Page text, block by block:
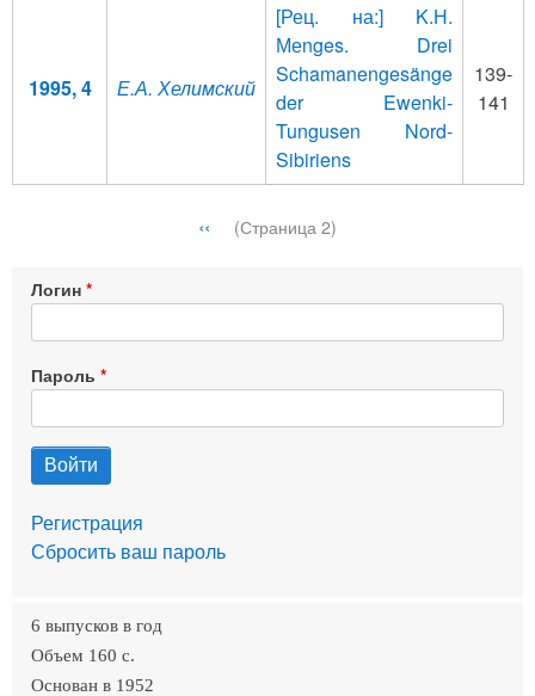
1995, 4 Е.А. Хелимский
[Рец. на:] K.Н.
Меnges. Drei
Schamanengesänge
der Ewenki-
Tungusen Nord-
Sibiriens
139-
141
←
‹‹ (Страница 2)
Логин
Пароль
Регистрация
Сбросить ваш пароль
6 выпусков в год
Объем 160 c.
Основан в 1952